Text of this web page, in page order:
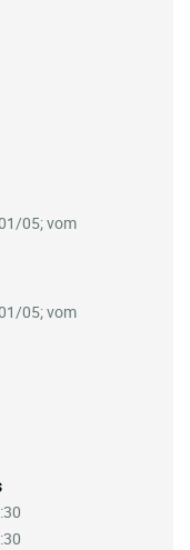
05; vom
05; vom